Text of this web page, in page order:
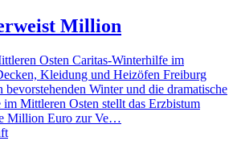
Million
Osten Caritas-Winterhilfe im
Kleidung und Heizöfen Freiburg
Winter und die dramatische
Mittleren Osten stellt das Erzbistum
Million Euro zur Ve…